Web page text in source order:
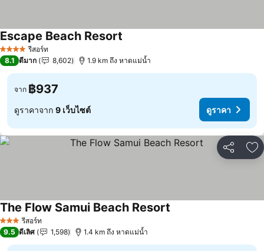
4 ดาว รีสอร์ท
Escape Beach Resort
8.1 ดีมาก 8,602 1.9 km ถึง หาดแม่น้ำ
จาก ฿937
ดูราคาจาก 9 เว็บไซต์ ดูราคา
แชร์ เ
3 ดาว รีสอร์ท
The Flow Samui Beach Resort
9.5 ดีเลิศ 1,598 1.4 km ถึง หาดแม่น้ำ